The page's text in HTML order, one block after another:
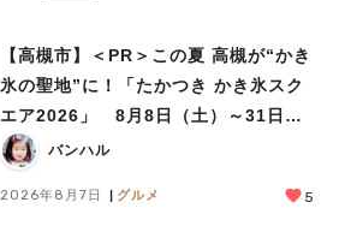
【高槻市】＜PR＞この夏 高槻が“かき
氷の聖地”に！「たかつき かき氷スク
エア2026」 8月8日（土）～31日
（月）バンハル
2026年8月7日 グルメ 5